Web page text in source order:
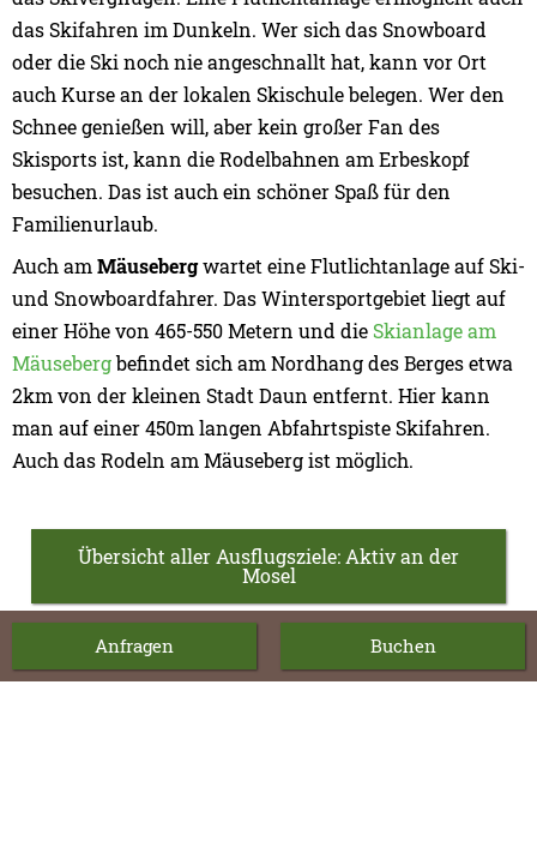
das Skifahren im Dunkeln. Wer sich das Snowboard
oder die Ski noch nie angeschnallt hat, kann vor Ort
auch Kurse an der lokalen Skischule belegen. Wer den
Schnee genießen will, aber kein großer Fan des
Skisports ist, kann die Rodelbahnen am Erbeskopf
besuchen. Das ist auch ein schöner Spaß für den
Familienurlaub.
Auch amMäusebergwartet eine Flutlichtanlage auf Ski-
und Snowboardfahrer. Das Wintersportgebiet liegt auf
einer Höhe von 465-550 Metern und die Skianlage am
Mäusebergbefindet sich am Nordhang des Berges etwa
2km von der kleinen Stadt Daun entfernt. Hier kann
man auf einer 450m langen Abfahrtspiste Skifahren.
Auch das Rodeln am Mäuseberg ist möglich.
Übersicht aller Ausflugsziele: Aktiv an der
Mosel
Anfragen Buchen